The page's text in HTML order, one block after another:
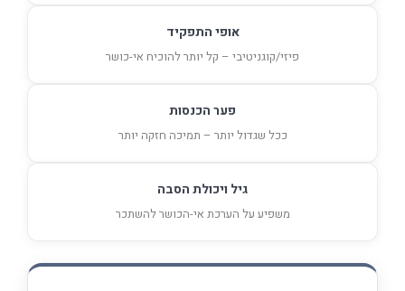
אופי התפקיד
פיזי/קוגניטיבי – קל יותר להוכיח אי-כושר
פער הכנסות
ככל שגדול יותר – תמיכה חזקה יותר
גיל ויכולת הסבה
משפיע על הערכת אי-הכושר להשתכר